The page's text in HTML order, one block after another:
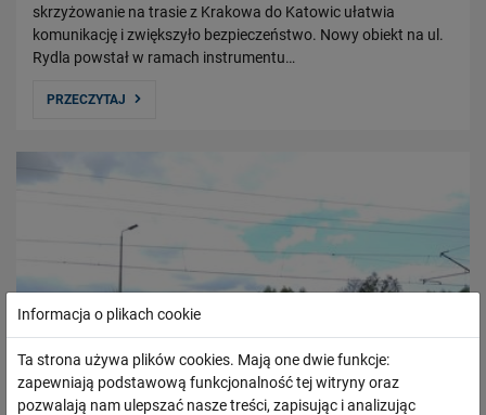
skrzyżowanie na trasie z Krakowa do Katowic ułatwia
komunikację i zwiększyło bezpieczeństwo. Nowy obiekt na ul.
Rydla powstał w ramach instrumentu…
PRZECZYTAJ
Informacja o plikach cookie
Ta strona używa plików cookies. Mają one dwie funkcje:
zapewniają podstawową funkcjonalność tej witryny oraz
pozwalają nam ulepszać nasze treści, zapisując i analizując